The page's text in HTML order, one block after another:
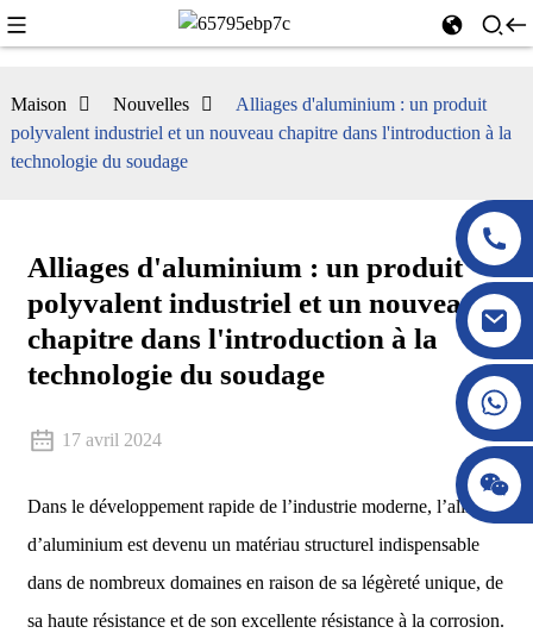
Maison Nouvelles
Alliages d'aluminium : un produit
polyvalent industriel et un nouveau chapitre dans l'introduction à la
technologie du soudage
Alliages d'aluminium : un produit
polyvalent industriel et un nouveau
chapitre dans l'introduction à la
technologie du soudage
17 avril 2024
Dans le développement rapide de l’industrie moderne, l’alliage
d’aluminium est devenu un matériau structurel indispensable
dans de nombreux domaines en raison de sa légèreté unique, de
sa haute résistance et de son excellente résistance à la corrosion.